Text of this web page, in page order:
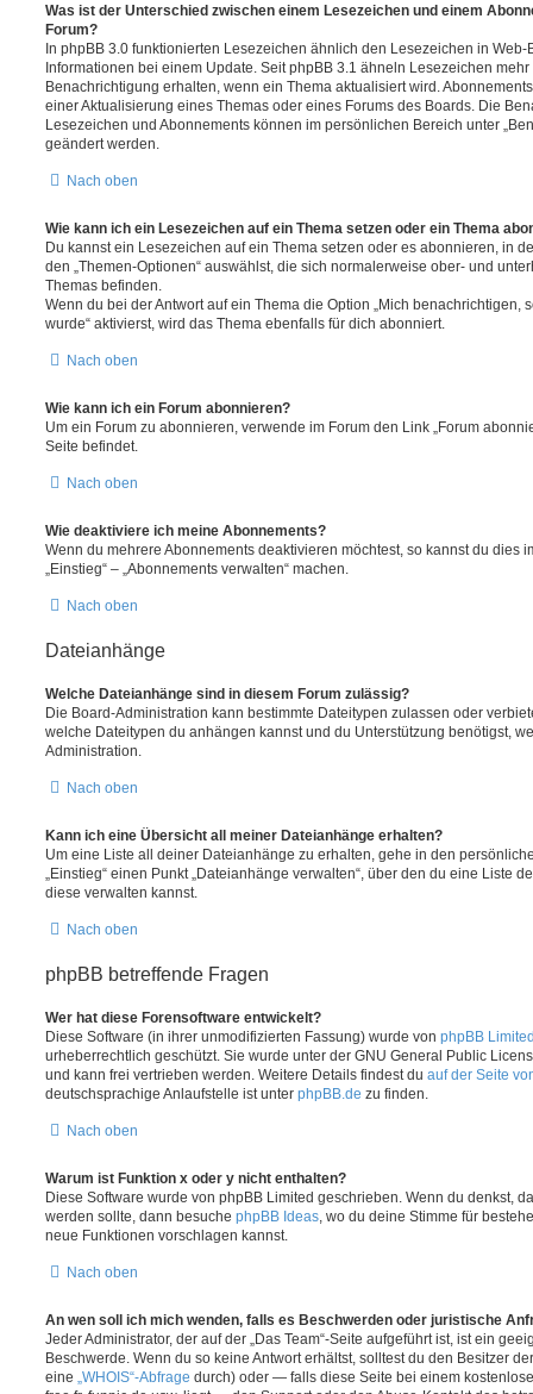
Was ist der Unterschied zwischen einem Lesezeichen und einem
Forum?
In phpBB 3.0 funktionierten Lesezeichen ähnlich den Lesezeichen in
Informationen bei einem Update. Seit phpBB 3.1 ähneln Lesezeichen
Benachrichtigung erhalten, wenn ein Thema aktualisiert wird.
einer Aktualisierung eines Themas oder eines Forums des Boards. Die
Lesezeichen und Abonnements können im persönlichen Bereich unter
geändert werden.
Nach oben
Wie kann ich ein Lesezeichen auf ein Thema setzen oder ein Thema
Du kannst ein Lesezeichen auf ein Thema setzen oder es abonnieren, in
den „Themen-Optionen“ auswählst, die sich normalerweise ober- und
Themas befinden.
Wenn du bei der Antwort auf ein Thema die Option „Mich benachrichtigen,
wurde“ aktivierst, wird das Thema ebenfalls für dich abonniert.
Nach oben
Wie kann ich ein Forum abonnieren?
Um ein Forum zu abonnieren, verwende im Forum den Link „Forum
Seite befindet.
Nach oben
Wie deaktiviere ich meine Abonnements?
Wenn du mehrere Abonnements deaktivieren möchtest, so kannst du dies
„Einstieg“ – „Abonnements verwalten“ machen.
Nach oben
Dateianhänge
Welche Dateianhänge sind in diesem Forum zulässig?
Die Board-Administration kann bestimmte Dateitypen zulassen oder
welche Dateitypen du anhängen kannst und du Unterstützung benötigst,
Administration.
Nach oben
Kann ich eine Übersicht all meiner Dateianhänge erhalten?
Um eine Liste all deiner Dateianhänge zu erhalten, gehe in den
„Einstieg“ einen Punkt „Dateianhänge verwalten“, über den du eine Liste
diese verwalten kannst.
Nach oben
phpBB betreffende Fragen
Wer hat diese Forensoftware entwickelt?
Diese Software (in ihrer unmodifizierten Fassung) wurde von phpBB
urheberrechtlich geschützt. Sie wurde unter der GNU General Public
und kann frei vertrieben werden. Weitere Details findest du auf der Seite
deutschsprachige Anlaufstelle ist unter phpBB.de zu finden.
Nach oben
Warum ist Funktion x oder y nicht enthalten?
Diese Software wurde von phpBB Limited geschrieben. Wenn du denkst,
werden sollte, dann besuche phpBB Ideas , wo du deine Stimme für
neue Funktionen vorschlagen kannst.
Nach oben
An wen soll ich mich wenden, falls es Beschwerden oder juristische
Jeder Administrator, der auf der „Das Team“-Seite aufgeführt ist, ist ein
Beschwerde. Wenn du so keine Antwort erhältst, solltest du den Besitzer
eine „WHOIS“-Abfrage durch) oder — falls diese Seite bei einem